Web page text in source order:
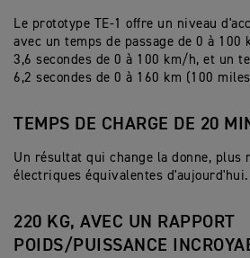
Le prototype TE-1 offre un niveau
avec un temps de passage de 0 à 100
3,6 secondes de 0 à 100 km/h, et un
6,2 secondes de 0 à 160 km (100
TEMPS DE CHARGE DE 20
Un résultat qui change la donne, plus
électriques équivalentes d'aujourd'hui.
220 KG, AVEC UN RAPPORT
POIDS/PUISSANCE